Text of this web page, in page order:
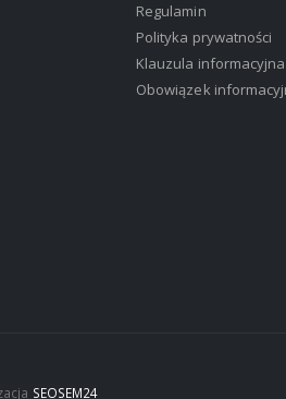
Regulamin
Polityka prywatności
Klauzula informacyjna
Obowiązek
SEOSEM24